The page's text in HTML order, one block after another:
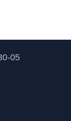
05